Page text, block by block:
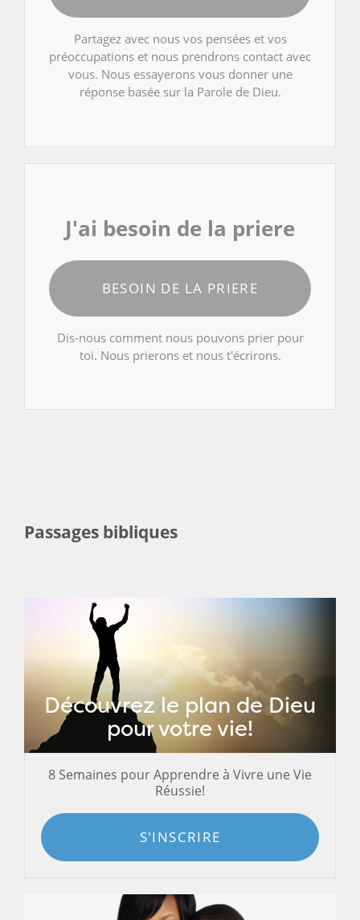
Partagez avec nous vos pensées et vos
préoccupations et nous prendrons contact avec
vous. Nous essayerons vous donner une
réponse basée sur la Parole de Dieu.
J'ai besoin de la priere
BESOIN DE LA PRIERE
Dis-nous comment nous pouvons prier pour
toi. Nous prierons et nous t'écrirons.
Passages bibliques
Découvrez le plan de Dieu
pour votre vie!
8 Semaines pour Apprendre à Vivre une Vie
Réussie!
S'INSCRIRE